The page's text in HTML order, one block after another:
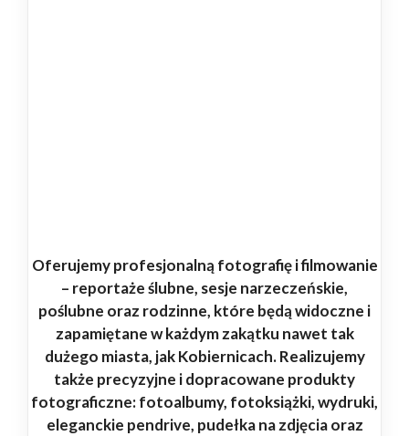
Oferujemy profesjonalną fotografię i filmowanie
– reportaże ślubne, sesje narzeczeńskie,
poślubne oraz rodzinne, które będą widoczne i
zapamiętane w każdym zakątku nawet tak
dużego miasta, jak Kobiernicach. Realizujemy
także precyzyjne i dopracowane produkty
fotograficzne: fotoalbumy, fotoksiążki, wydruki,
eleganckie pendrive, pudełka na zdjęcia oraz